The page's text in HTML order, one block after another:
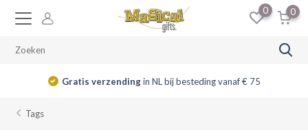
0 0
Gratis verzendingin NL bij besteding vanaf € 75
Tags